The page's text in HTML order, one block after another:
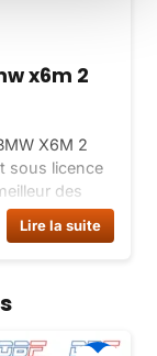
x6m 2
X6M 2
sous licence
des
Lire la suite